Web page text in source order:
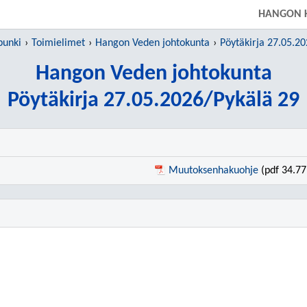
HANGON
Toimielimet Hangon Veden johtokunta Pöytäkirja
Hangon Veden johtokunta
Pöytäkirja 27.05.2026/Pykälä 29
Muutoksenhakuohje (pdf